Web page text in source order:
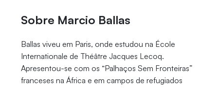
Sobre Marcio Ballas
Ballas viveu em Paris, onde estudou na École
Internationale de Théâtre Jacques Lecoq.
Apresentou-se com os “Palhaços Sem Fronteiras”
franceses na África e em campos de refugiados